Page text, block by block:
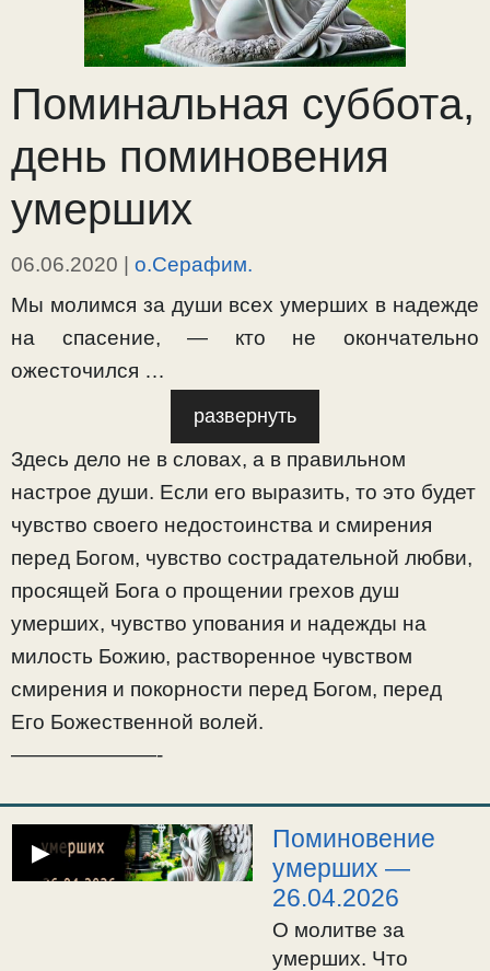
Поминальная суббота,
день поминовения
умерших
06.06.2020 | о.Серафим.
Мы молимся за души всех умерших в надежде
на спасение, — кто не окончательно
ожесточился …
развернуть
Здесь дело не в словах, а в правильном
настрое души. Если его выразить, то это будет
чувство своего недостоинства и смирения
перед Богом, чувство сострадательной любви,
просящей Бога о прощении грехов душ
умерших, чувство упования и надежды на
милость Божию, растворенное чувством
смирения и покорности перед Богом, перед
Его Божественной волей.
———————-
▶
Поминовение
умерших —
26.04.2026
О молитве за
умерших. Что